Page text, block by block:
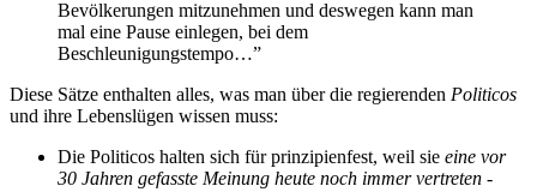
Bevölkerungen mitzunehmen und deswegen kann man
mal eine Pause einlegen, bei dem
Beschleunigungstempo…”
Diese Sätze enthalten alles, was man über die regierenden Politicos
und ihre Lebenslügen wissen muss:
Die Politicos halten sich für prinzipienfest, weil sie eine vor
30 Jahren gefasste Meinung heute noch immer vertreten -